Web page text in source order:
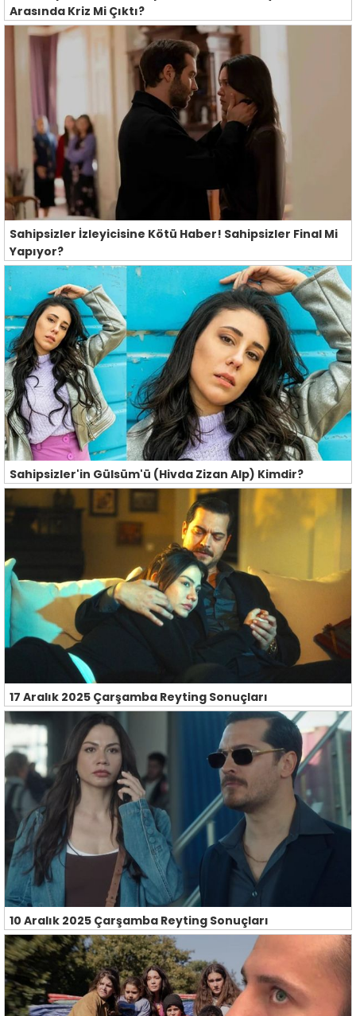
Arasında Kriz Mi Çıktı?
Sahipsizler İzleyicisine Kötü Haber! Sahipsizler Final Mi
Yapıyor?
Sahipsizler'in Gülsüm'ü (Hivda Zizan Alp) Kimdir?
17 Aralık 2025 Çarşamba Reyting Sonuçları
10 Aralık 2025 Çarşamba Reyting Sonuçları